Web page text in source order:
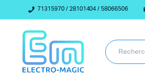
71315970 / 28101404 / 58066506